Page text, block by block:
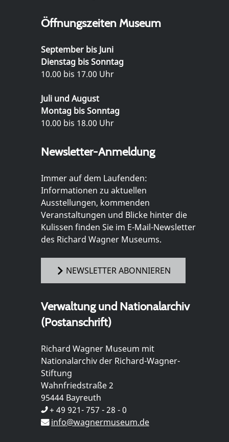
Öffnungszeiten Museum
September bis Juni
Dienstag bis Sonntag
10.00 bis 17.00 Uhr
Juli und August
Montag bis Sonntag
10.00 bis 18.00 Uhr
Newsletter-Anmeldung
Immer auf dem Laufenden:
Informationen zu aktuellen
Ausstellungen, kommenden
Veranstaltungen und Blicke hinter die
Kulissen finden Sie im E-Mail-Newsletter
des Richard Wagner Museums.
NEWSLETTER ABONNIEREN
Verwaltung und Nationalarchiv
(Postanschrift)
Richard Wagner Museum mit
Nationalarchiv der Richard-Wagner-
Stiftung
Wahnfriedstraße 2
95444 Bayreuth
+ 49 921- 757 - 28 - 0
info@wagnermuseum.de